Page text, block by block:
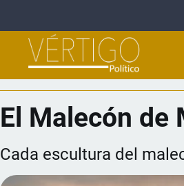
El Malecón de
Cada escultura del